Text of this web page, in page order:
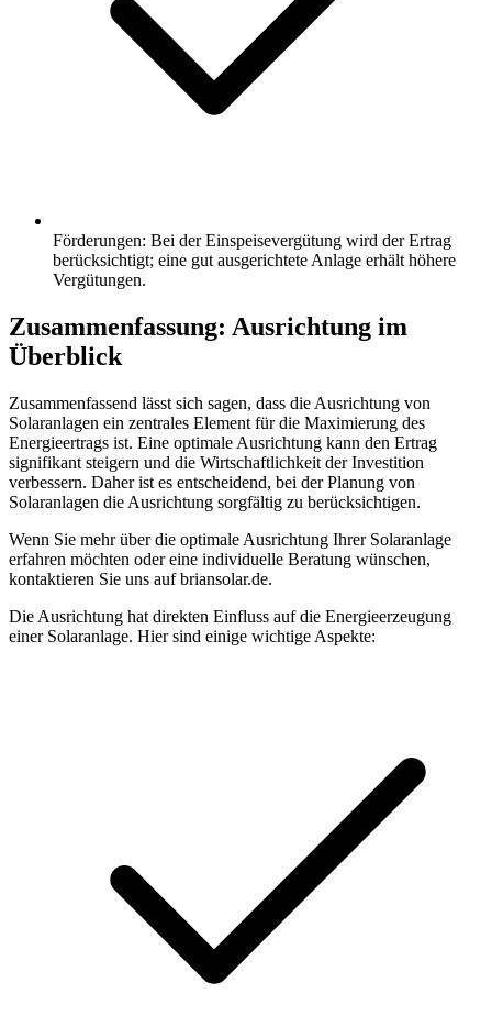
Förderungen: Bei der Einspeisevergütung wird der Ertrag
berücksichtigt; eine gut ausgerichtete Anlage erhält höhere
Vergütungen.
Zusammenfassung: Ausrichtung im
Überblick
Zusammenfassend lässt sich sagen, dass die Ausrichtung von
Solaranlagen ein zentrales Element für die Maximierung des
Energieertrags ist. Eine optimale Ausrichtung kann den Ertrag
signifikant steigern und die Wirtschaftlichkeit der Investition
verbessern. Daher ist es entscheidend, bei der Planung von
Solaranlagen die Ausrichtung sorgfältig zu berücksichtigen.
Wenn Sie mehr über die optimale Ausrichtung Ihrer Solaranlage
erfahren möchten oder eine individuelle Beratung wünschen,
kontaktieren Sie uns auf briansolar.de.
Die Ausrichtung hat direkten Einfluss auf die Energieerzeugung
einer Solaranlage. Hier sind einige wichtige Aspekte: